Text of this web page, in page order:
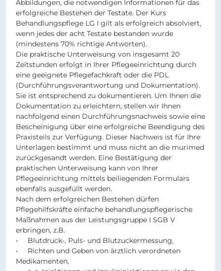
Abbildungen, die notwendigen Informationen für das
erfolgreiche Bestehen der Testate. Der Kurs
Behandlungspflege LG I gilt als erfolgreich absolviert,
wenn jedes der acht Testate bestanden wurde
(mindestens 70% richtige Antworten).
Die praktische Unterweisung von insgesamt 20
Zeitstunden erfolgt in Ihrer Pflegeeinrichtung durch
eine geeignete Pflegefachkraft oder die PDL
(Durchführungsverantwortung und Dokumentation).
Sie ist entsprechend zu dokumentieren. Um Ihnen die
Dokumentation zu erleichtern, stellen wir Ihnen
nachfolgend einen Durchführungsnachweis sowie eine
Bescheinigung über eine erfolgreiche Beendigung des
Praxisteils zur Verfügung. Dieser Nachweis ist für Ihre
Unterlagen bestimmt und muss nicht an die murimed
zurückgesandt werden. Eine Bestätigung der
praktischen Unterweisung kann von Ihrer
Pflegeeinrichtung mittels beiliegenden Formulars
ebenfalls ausgefüllt werden.
Nach dem erfolgreichen Bestehen dürfen
Pflegehilfskräfte einfache behandlungspflegerische
Maßnahmen aus der Leistungsgruppe I SGB V
erbringen, z.B.
• Blutdruck-, Puls- und Blutzuckermessung,
• Richten und Geben von ärztlich verordneten
Medikamenten,